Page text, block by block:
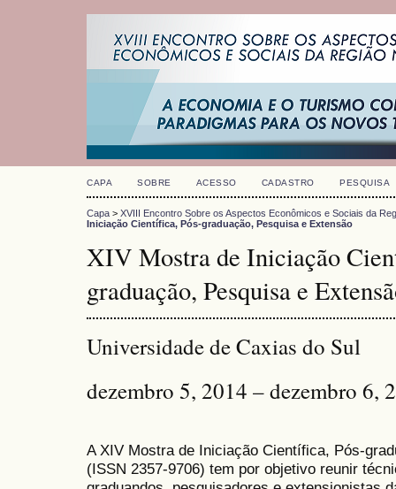
CAPA SOBRE ACESSO CADASTRO PESQUISA
Capa > XVIII Encontro Sobre os Aspectos Econômicos e Sociais da
Iniciação Científica, Pós-graduação, Pesquisa e Extensão
XIV Mostra de Iniciação
graduação, Pesquisa e
Universidade de Caxias do Sul
dezembro 5, 2014 – dezembro 6,
A XIV Mostra de Iniciação Científica, Pós-
(ISSN 2357-9706) tem por objetivo reunir